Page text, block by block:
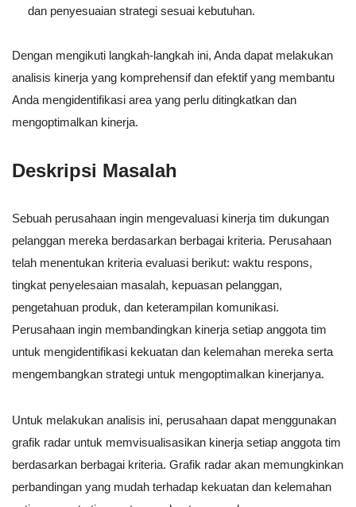
dan penyesuaian strategi sesuai kebutuhan.
Dengan mengikuti langkah-langkah ini, Anda dapat melakukan
analisis kinerja yang komprehensif dan efektif yang membantu
Anda mengidentifikasi area yang perlu ditingkatkan dan
mengoptimalkan kinerja.
Deskripsi Masalah
Sebuah perusahaan ingin mengevaluasi kinerja tim dukungan
pelanggan mereka berdasarkan berbagai kriteria. Perusahaan
telah menentukan kriteria evaluasi berikut: waktu respons,
tingkat penyelesaian masalah, kepuasan pelanggan,
pengetahuan produk, dan keterampilan komunikasi.
Perusahaan ingin membandingkan kinerja setiap anggota tim
untuk mengidentifikasi kekuatan dan kelemahan mereka serta
mengembangkan strategi untuk mengoptimalkan kinerjanya.
Untuk melakukan analisis ini, perusahaan dapat menggunakan
grafik radar untuk memvisualisasikan kinerja setiap anggota tim
berdasarkan berbagai kriteria. Grafik radar akan memungkinkan
perbandingan yang mudah terhadap kekuatan dan kelemahan